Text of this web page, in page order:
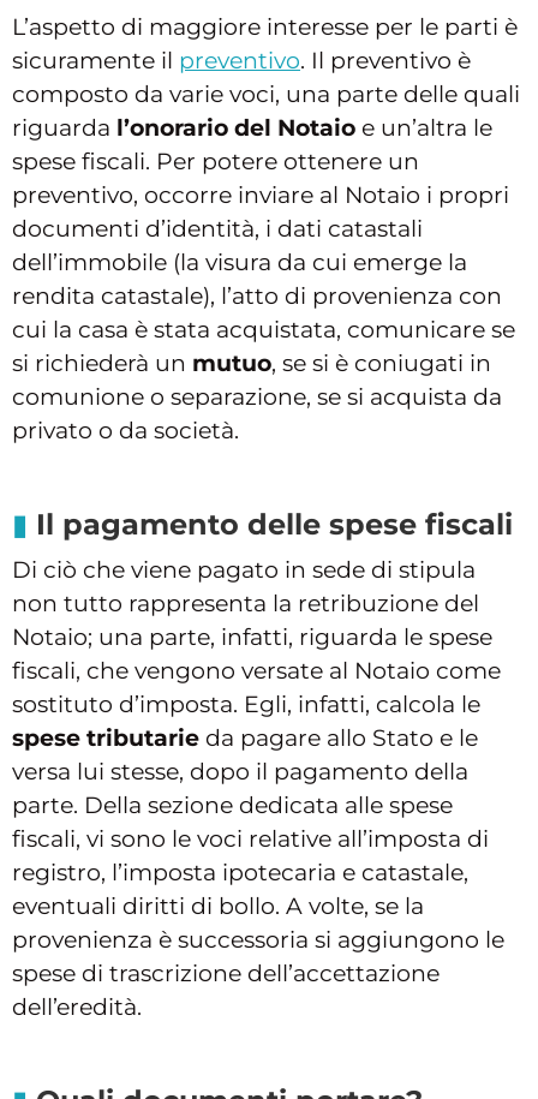
L’aspetto di maggiore interesse per le parti è
sicuramente il preventivo. Il preventivo è
composto da varie voci, una parte delle quali
riguarda l’onorario del Notaio e un’altra le
spese fiscali. Per potere ottenere un
preventivo, occorre inviare al Notaio i propri
documenti d’identità, i dati catastali
dell’immobile (la visura da cui emerge la
rendita catastale), l’atto di provenienza con
cui la casa è stata acquistata, comunicare se
si richiederà un mutuo, se si è coniugati in
comunione o separazione, se si acquista da
privato o da società.
Il pagamento delle spese fiscali
Di ciò che viene pagato in sede di stipula
non tutto rappresenta la retribuzione del
Notaio; una parte, infatti, riguarda le spese
fiscali, che vengono versate al Notaio come
sostituto d’imposta. Egli, infatti, calcola le
spese tributarie da pagare allo Stato e le
versa lui stesse, dopo il pagamento della
parte. Della sezione dedicata alle spese
fiscali, vi sono le voci relative all’imposta di
registro, l’imposta ipotecaria e catastale,
eventuali diritti di bollo. A volte, se la
provenienza è successoria si aggiungono le
spese di trascrizione dell’accettazione
dell’eredità.